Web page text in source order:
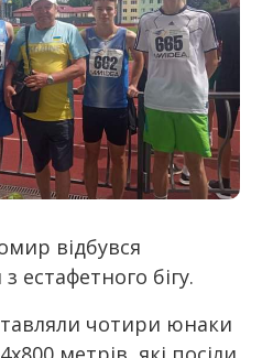
відбувся
естафетного бігу.
чотири юнаки